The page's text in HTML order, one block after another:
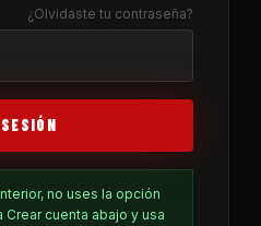
¿Olvidaste tu contraseña?
no uses la opción
cuenta abajo y usa